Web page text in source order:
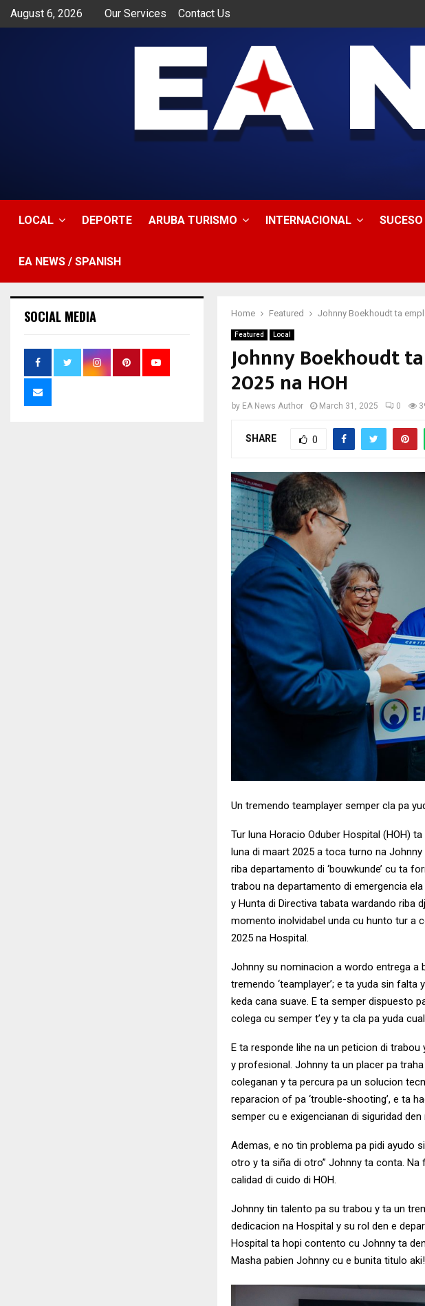
August 6, 2026 Our Services Contact Us
LOCAL DEPORTE ARUBA TURISMO INTERNACIONAL SUCESO
EA NEWS / SPANISH
Home Featured Johnny Boekhoudt ta
Featured Local
Johnny Boekhoudt
2025 na HOH
by EA News Author March 31, 2025 0
SHARE 0
Un tremendo teamplayer semper cla pa
Tur luna Horacio Oduber Hospital (HOH)
luna di maart 2025 a toca turno na
riba departamento di ‘bouwkunde’ cu ta
trabou na departamento di emergencia
y Hunta di Directiva tabata wardando riba
momento inolvidabel unda cu hunto tur a
2025 na Hospital.
Johnny su nominacion a wordo entrega a
tremendo ‘teamplayer’; e ta yuda sin
keda cana suave. E ta semper dispuesto
colega cu semper t’ey y ta cla pa yuda
E ta responde lihe na un peticion di
y profesional. Johnny ta un placer pa
coleganan y ta percura pa un solucion
reparacion of pa ‘trouble-shooting’, e ta
semper cu e exigencianan di siguridad den
Ademas, e no tin problema pa pidi ayudo
otro y ta siña di otro” Johnny ta conta.
calidad di cuido di HOH.
Johnny tin talento pa su trabou y ta un
dedicacion na Hospital y su rol den e
Hospital ta hopi contento cu Johnny ta
Masha pabien Johnny cu e bunita titulo aki!
SOCIAL MEDIA